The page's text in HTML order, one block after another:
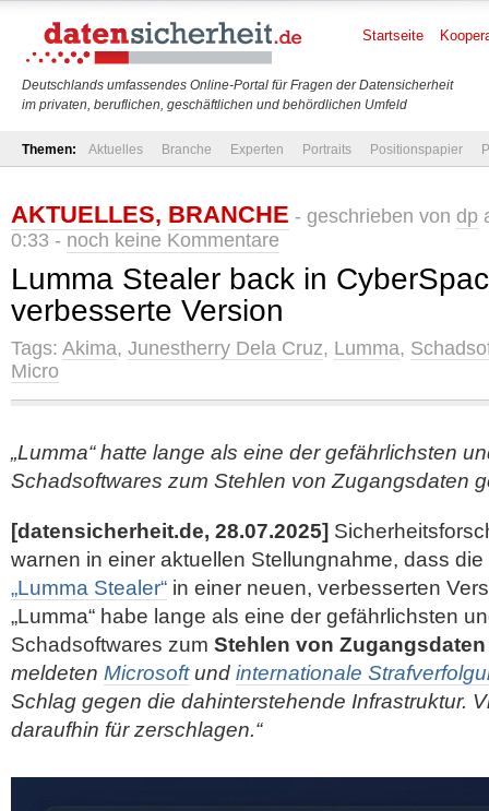
Deutschlands umfassendes Online-Portal für Fragen der Datensicherheit
im privaten, beruflichen, geschäftlichen und behördlichen Umfeld
Startseite
Themen: Aktuelles Branche Experten Portraits Positionspapier
AKTUELLES, BRANCHE - geschrieben von dp
0:33 - noch keine Kommentare
Lumma Stealer back in
verbesserte Version
Tags: Akima, Junestherry Dela Cruz, Lumma,
Micro
„Lumma“ hatte lange als eine der gefährlichsten
Schadsoftwares zum Stehlen von Zugangsdaten
[datensicherheit.de, 28.07.2025]
warnen in einer aktuellen Stellungnahme, dass die
„Lumma Stealer“ in einer neuen, verbesserten
„Lumma“ habe lange als eine der gefährlichsten
Schadsoftwares zum Stehlen von Zugangsdaten
meldeten Microsoftund internationale
Schlag gegen die dahinterstehende Infrastruktur.
daraufhin für zerschlagen.“